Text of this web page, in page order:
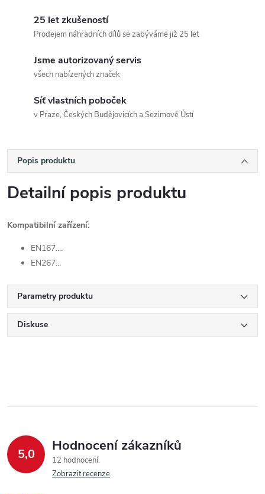
25 let zkušeností
Prodejem náhradních dílů se zabýváme již 25 let
Jsme autorizovaný servis
všech nabízených značek
Síť vlastních poboček
v Praze, Českých Budějovicích a Sezimově Ústí
Popis produktu
Detailní popis produktu
Kompatibilní zařízení:
EN167....
EN267...
Parametry produktu
Diskuse
5,0 Hodnocení zákazníků
12 hodnocení
Zobrazit recenze